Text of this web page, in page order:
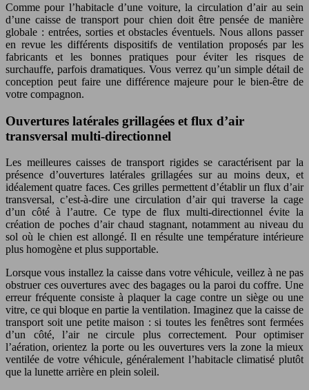
Comme pour l’habitacle d’une voiture, la circulation d’air au sein
d’une caisse de transport pour chien doit être pensée de manière
globale : entrées, sorties et obstacles éventuels. Nous allons passer
en revue les différents dispositifs de ventilation proposés par les
fabricants et les bonnes pratiques pour éviter les risques de
surchauffe, parfois dramatiques. Vous verrez qu’un simple détail de
conception peut faire une différence majeure pour le bien-être de
votre compagnon.
Ouvertures latérales grillagées et flux d’air
transversal multi-directionnel
Les meilleures caisses de transport rigides se caractérisent par la
présence d’ouvertures latérales grillagées sur au moins deux, et
idéalement quatre faces. Ces grilles permettent d’établir un flux d’air
transversal, c’est-à-dire une circulation d’air qui traverse la cage
d’un côté à l’autre. Ce type de flux multi-directionnel évite la
création de poches d’air chaud stagnant, notamment au niveau du
sol où le chien est allongé. Il en résulte une température intérieure
plus homogène et plus supportable.
Lorsque vous installez la caisse dans votre véhicule, veillez à ne pas
obstruer ces ouvertures avec des bagages ou la paroi du coffre. Une
erreur fréquente consiste à plaquer la cage contre un siège ou une
vitre, ce qui bloque en partie la ventilation. Imaginez que la caisse de
transport soit une petite maison : si toutes les fenêtres sont fermées
d’un côté, l’air ne circule plus correctement. Pour optimiser
l’aération, orientez la porte ou les ouvertures vers la zone la mieux
ventilée de votre véhicule, généralement l’habitacle climatisé plutôt
que la lunette arrière en plein soleil.